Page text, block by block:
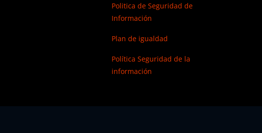
Politica de Seguridad de
Información
Plan de igualdad
Política Seguridad de la
información